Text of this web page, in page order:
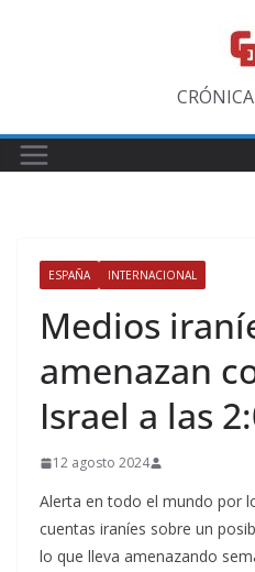
ESPAÑA INTERNACIONAL
Medios
amenazan
Israel a las
12 agosto 2024
Alerta en todo el mundo por
cuentas iraníes sobre un
lo que lleva amenazando